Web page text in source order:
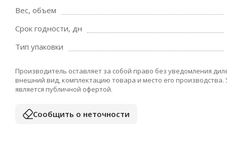
Вес, объем
Срок годности, дн
Тип упаковки
Производитель оставляет за собой право без уведомления
внешний вид, комплектацию товара и место его
является публичной офертой.
Сообщить о неточности